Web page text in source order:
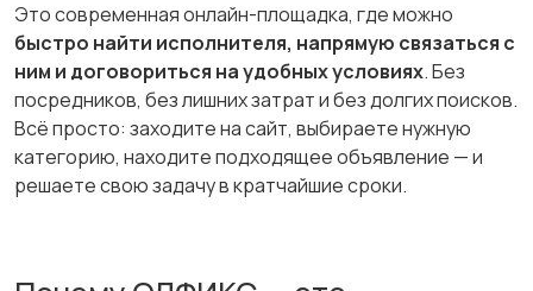
Транспорт Мода и стиль
Для Бизнеса Животные
Это современная онлайн-площадка, где можно
быстро найти исполнителя, напрямую связаться с
ним и договориться на удобных условиях. Без
посредников, без лишних затрат и без долгих поисков.
Всё просто: заходите на сайт, выбираете нужную
категорию, находите подходящее объявление — и
решаете свою задачу в кратчайшие сроки.